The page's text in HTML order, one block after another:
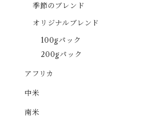
季節のブレンド
オリジナルブレンド
100gパック
200gパック
アフリカ
中米
南米